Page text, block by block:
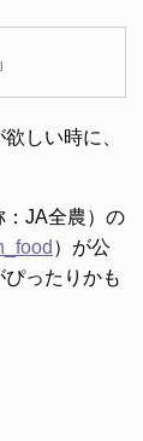
しい時に、
：JA全農）の
）が公
ったりかも